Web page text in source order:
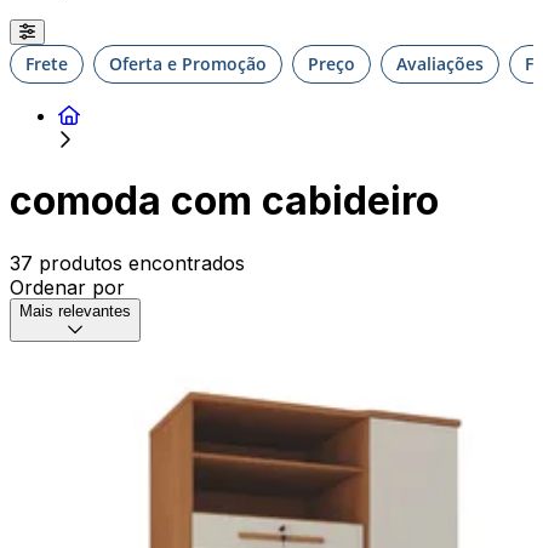
Frete Oferta e Promoção Preço Avaliações
comoda com cabideiro
37 produtos encontrados
Ordenar por
Mais relevantes